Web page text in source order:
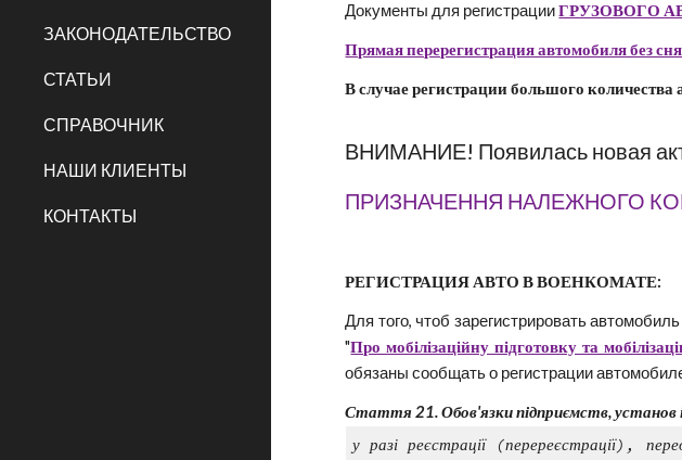
ЗАКОНОДАТЕЛЬСТВО
СТАТЬИ
СПРАВОЧНИК
НАШИ КЛИЕНТЫ
КОНТАКТЫ
Документы для регистрации ГРУЗОВОГО
Прямая перерегистрация автомобиля без
В случае регистрации большого
ВНИМАНИЕ! Появилась новая
ПРИЗНАЧЕННЯ НАЛЕЖНОГО
РЕГИСТРАЦИЯ АВТО В ВОЕНКОМАТЕ:
Для того, чтоб зарегистрировать
"Про мобілізаційну підготовку та
обязаны сообщать о регистрации
Стаття 21. Обов'язки підприємств, установ
у разі реєстрації (перереєстрації),